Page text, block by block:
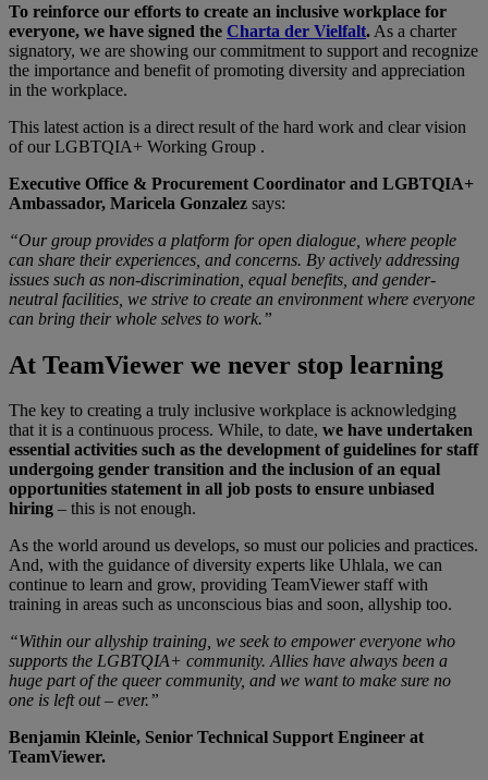
To reinforce our efforts to create an inclusive workplace for
everyone, we have signed the Charta der Vielfalt. As a charter
signatory, we are showing our commitment to support and recognize
the importance and benefit of promoting diversity and appreciation
in the workplace.
This latest action is a direct result of the hard work and clear vision
of our LGBTQIA+ Working Group .
Executive Office & Procurement Coordinator and LGBTQIA+
Ambassador, Maricela Gonzalez says:
“Our group provides a platform for open dialogue, where people
can share their experiences, and concerns. By actively addressing
issues such as non-discrimination, equal benefits, and gender-
neutral facilities, we strive to create an environment where everyone
can bring their whole selves to work.”
At TeamViewer we never stop learning
The key to creating a truly inclusive workplace is acknowledging
that it is a continuous process. While, to date, we have undertaken
essential activities such as the development of guidelines for staff
undergoing gender transition and the inclusion of an equal
opportunities statement in all job posts to ensure unbiased
hiring – this is not enough.
As the world around us develops, so must our policies and practices.
And, with the guidance of diversity experts like Uhlala, we can
continue to learn and grow, providing TeamViewer staff with
training in areas such as unconscious bias and soon, allyship too.
“Within our allyship training, we seek to empower everyone who
supports the LGBTQIA+ community. Allies have always been a
huge part of the queer community, and we want to make sure no
one is left out – ever.”
Benjamin Kleinle, Senior Technical Support Engineer at
TeamViewer.